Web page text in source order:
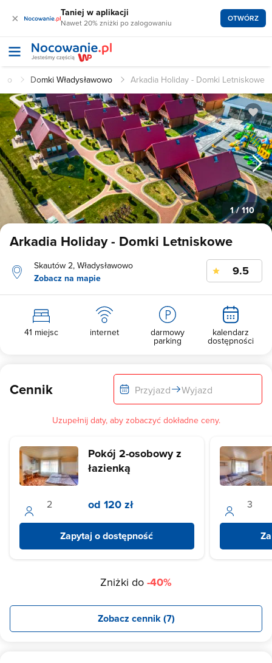
× Taniej w aplikacji
Nawet 20% zniżki po zalogowaniu OTWÓRZ
Domki Władysławowo Arkadia Holiday - Domki Letniskowe
1/ 110
Arkadia Holiday - Domki Letniskowe
Skautów 2, Władysławowo
Zobacz na mapie
9.5
41 miejsc internet darmowy
parking
kalendarz
dostępności
Cennik Przyjazd Wyjazd
Uzupełnij daty, aby zobaczyć dokładne ceny.
Pokój 2-osobowy z
łazienką
od 120 zł
Zapytaj o dostępność
Zniżki do -40%
Zobacz cennik (7)